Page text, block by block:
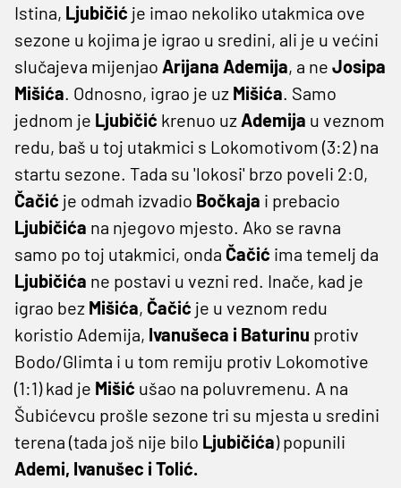
Istina, Ljubičić je imao nekoliko utakmica ove
sezone u kojima je igrao u sredini, ali je u većini
slučajeva mijenjao Arijana Ademija, a ne Josipa
Mišića. Odnosno, igrao je uz Mišića. Samo
jednom je Ljubičić krenuo uz Ademija u veznom
redu, baš u toj utakmici s Lokomotivom (3:2) na
startu sezone. Tada su 'lokosi' brzo poveli 2:0,
Čačić je odmah izvadio Bočkaja i prebacio
Ljubičića na njegovo mjesto. Ako se ravna
samo po toj utakmici, onda Čačić ima temelj da
Ljubičića ne postavi u vezni red. Inače, kad je
igrao bez Mišića, Čačić je u veznom redu
koristio Ademija, Ivanušeca i Baturinu protiv
Bodo/Glimta i u tom remiju protiv Lokomotive
(1:1) kad je Mišić ušao na poluvremenu. A na
Šubićevcu prošle sezone tri su mjesta u sredini
terena (tada još nije bilo Ljubičića) popunili
Ademi, Ivanušec i Tolić.